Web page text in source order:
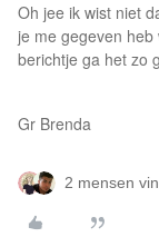
Oh jee ik wist niet
je me gegeven
berichtje ga het zo
Gr Brenda
2 mensen